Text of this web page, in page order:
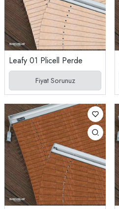
Leafy 01 Plicell Perde
Fiyat Sorunuz